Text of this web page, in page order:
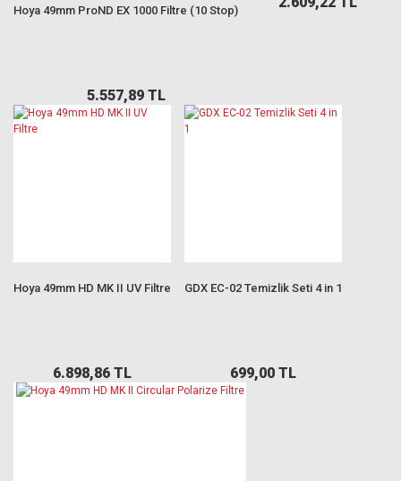
Hoya 49mm ProND EX 1000 Filtre (10 Stop)
5.557,89 TL
Hoya 49mm HD MK II UV Filtre
6.898,86 TL
GDX EC-02 Temizlik Seti 4 in 1
699,00 TL